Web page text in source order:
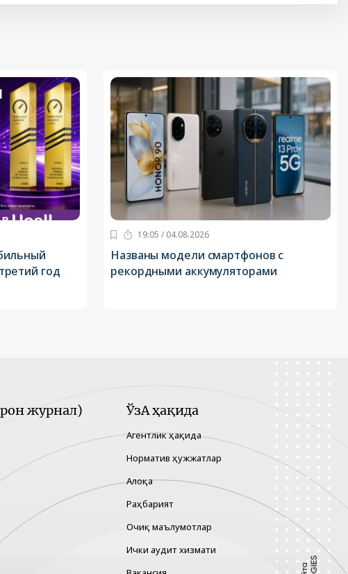
год
19:05 / 04.08.2026
Названы модели смартфонов с
рекордными аккумуляторами
журнал) ЎзА ҳақида
Агентлик ҳақида
Норматив ҳужжатлар
Алоқа
Раҳбарият
Очиқ маълумотлар
Ички аудит хизмати